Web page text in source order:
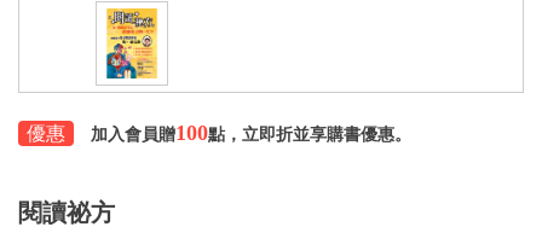
優惠 加入會員贈100點，立即折並享購書優惠。
閱讀祕方